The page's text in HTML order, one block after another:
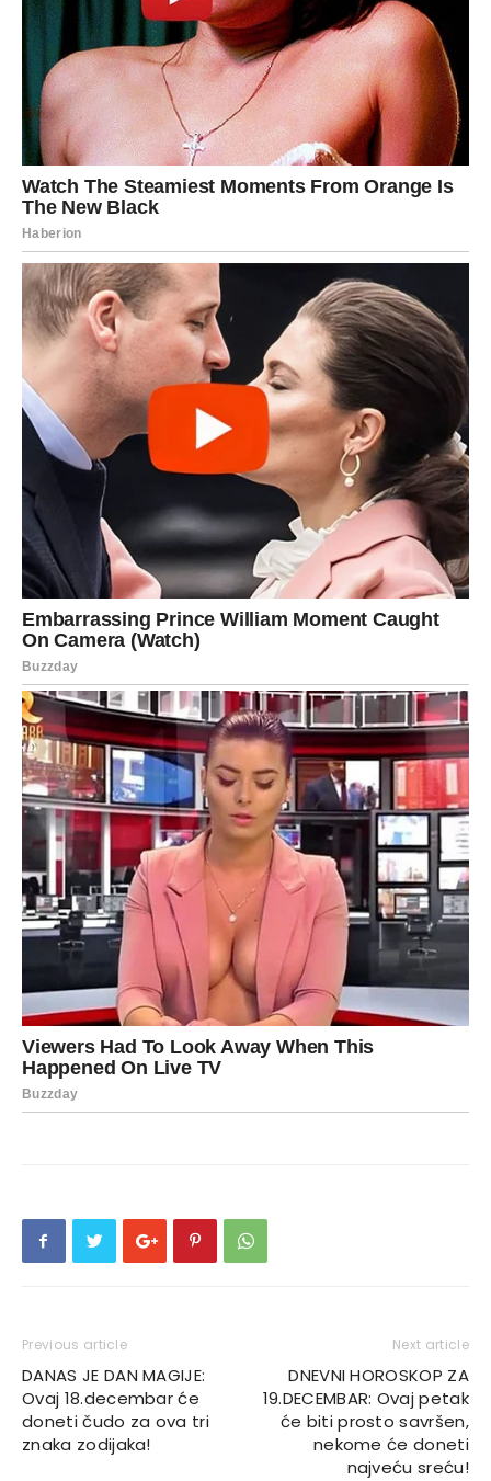
Previous article
DANAS JE DAN MAGIJE:
Ovaj 18.decembar će
doneti čudo za ova tri
znaka zodijaka!
Next article
DNEVNI HOROSKOP ZA
19.DECEMBAR: Ovaj petak
će biti prosto savršen,
nekome će doneti
najveću sreću!